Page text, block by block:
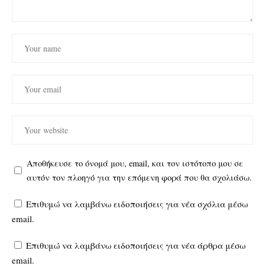
Αποθήκευσε το όνομά μου, email, και τον ιστότοπο μου σε
αυτόν τον πλοηγό για την επόμενη φορά που θα σχολιάσω.
Επιθυμώ να λαμβάνω ειδοποιήσεις για νέα σχόλια μέσω
email.
Επιθυμώ να λαμβάνω ειδοποιήσεις για νέα άρθρα μέσω
email.